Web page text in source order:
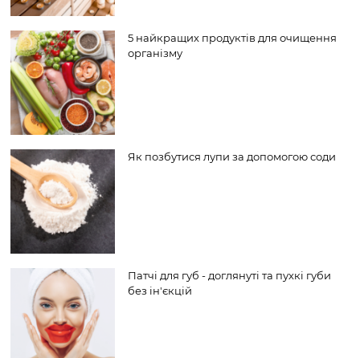
5 найкращих продуктів для очищення
організму
Як позбутися лупи за допомогою соди
Патчі для губ - доглянуті та пухкі губи
без ін'єкцій